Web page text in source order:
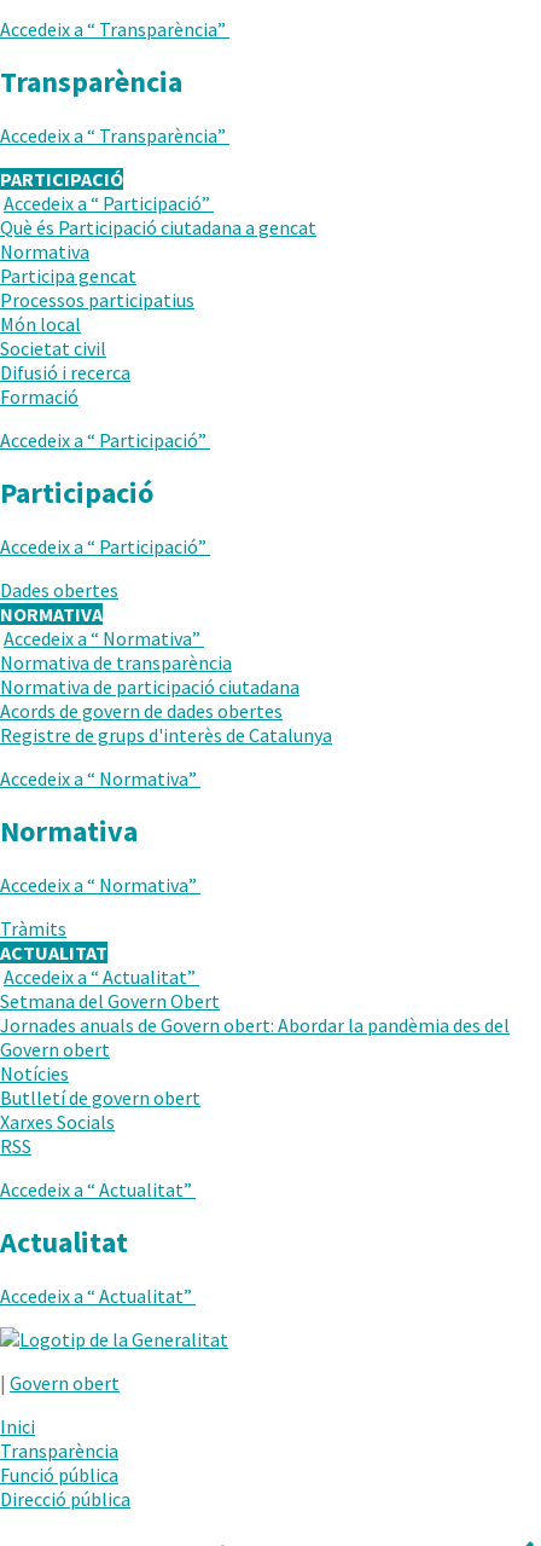
en
Accedeix a “ Transparència”
Transparència
Accedeix a “ Transparència”
PARTICIPACIÓ
TORNAR
AL
NIVELL
ANTERIOR
Accedeix a “ Participació”
Què és Participació ciutadana a gencat
Normativa
Participa gencat
Obre
Processos participatius
Món local
Societat civil
Difusió i recerca
Formació
Accedeix a “ Participació”
Participació
Accedeix a “ Participació”
Dades obertes
NORMATIVA
TORNAR
AL
NIVELL
ANTERIOR
Accedeix a “ Normativa”
Normativa de transparència
Normativa de participació ciutadana
Acords de govern de dades obertes
Registre de grups d'interès de Catalunya
Accedeix a “ Normativa”
Normativa
Accedeix a “ Normativa”
Tràmits
ACTUALITAT
TORNAR
AL
NIVELL
ANTERIOR
Accedeix a “ Actualitat”
Setmana del Govern Obert
Jornades anuals de Govern obert: Abordar la pandèmia des del
Govern obert
Notícies
Butlletí de govern obert
Xarxes Socials
RSS
Accedeix a “ Actualitat”
Actualitat
Accedeix a “ Actualitat”
.
en
nova
finestra.
| Govern obert
Inici
Transparència
Funció pública
Direcció pública